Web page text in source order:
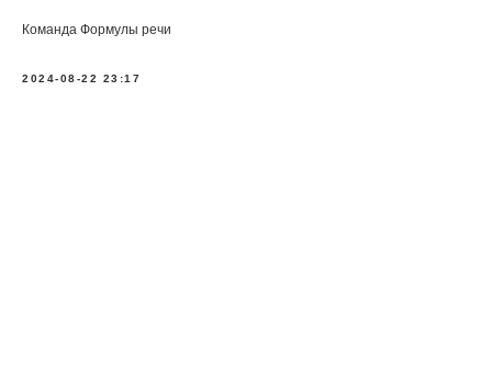
Команда Формулы речи
2024-08-22 23:17